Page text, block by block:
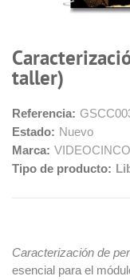
taller)
Referencia:
Estado: Nuevo
Marca:
Tipo de producto:
Caracterización de
esencial para el